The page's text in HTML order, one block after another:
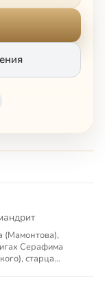
(Мамонтова),
Серафима
старца